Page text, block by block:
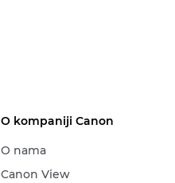
O kompaniji Canon
O nama
Canon View